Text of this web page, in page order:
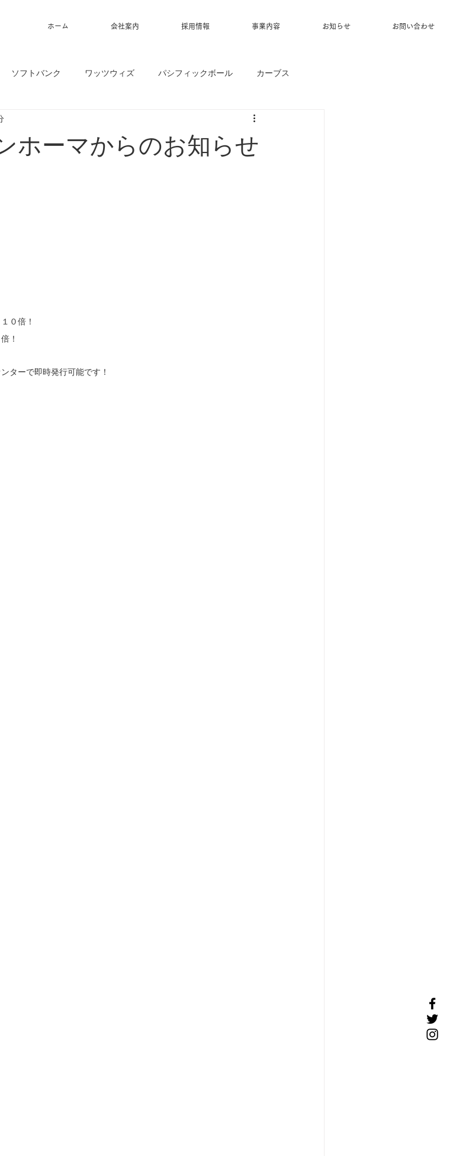
ホーム 会社案内 採用情報 事業内容 お知らせ お問い合わせ
ソフトバンク ワッツウィズ パシフィックボール カーブス
ホーマからのお知らせ
０倍！
！
ターで即時発行可能です！